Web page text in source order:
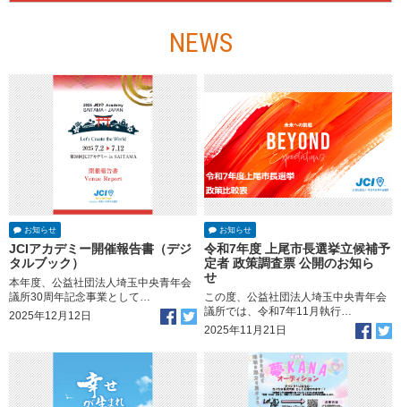
NEWS
お知らせ
JCIアカデミー開催報告書（デジ
タルブック）
本年度、公益社団法人埼玉中央青年会
議所30周年記念事業として…
2025年12月12日
お知らせ
令和7年度 上尾市長選挙立候補予
定者 政策調査票 公開のお知ら
せ
この度、公益社団法人埼玉中央青年会
議所では、令和7年11月執行…
2025年11月21日